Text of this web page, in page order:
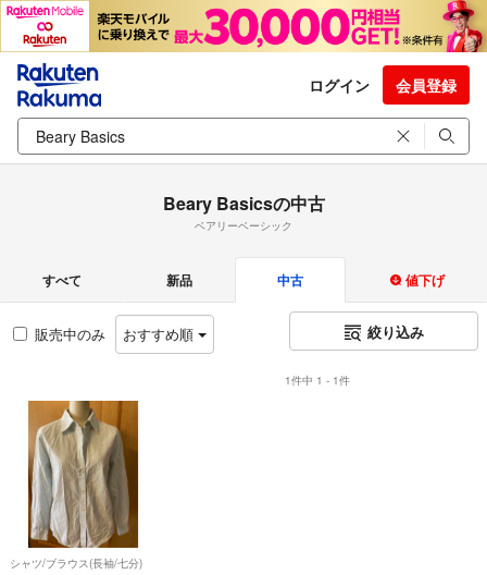
ログイン 会員登録
Beary Basicsの中古
ベアリーベーシック
すべて 新品 中古 値下げ
販売中のみ おすすめ順 絞り込み
1件中 1 - 1件
シャツ/ブラウス(長袖/七分)